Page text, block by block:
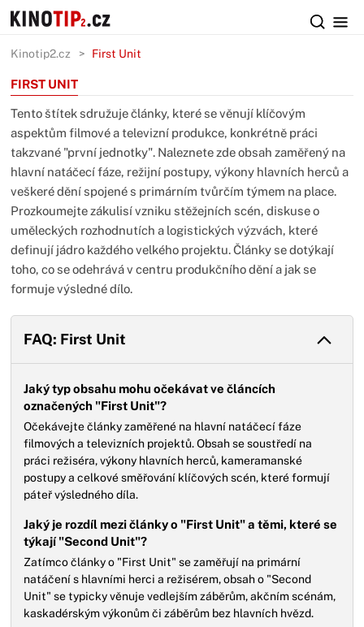
Kinotip2.cz First Unit
FIRST UNIT
Tento štítek sdružuje články, které se věnují klíčovým
aspektům filmové a televizní produkce, konkrétně práci
takzvané "první jednotky". Naleznete zde obsah zaměřený na
hlavní natáčecí fáze, režijní postupy, výkony hlavních herců a
veškeré dění spojené s primárním tvůrčím týmem na place.
Prozkoumejte zákulisí vzniku stěžejních scén, diskuse o
uměleckých rozhodnutích a logistických výzvách, které
definují jádro každého velkého projektu. Články se dotýkají
toho, co se odehrává v centru produkčního dění a jak se
formuje výsledné dílo.
FAQ: First Unit
Jaký typ obsahu mohu očekávat ve článcích
označených "First Unit"?
Očekávejte články zaměřené na hlavní natáčecí fáze
filmových a televizních projektů. Obsah se soustředí na
práci režiséra, výkony hlavních herců, kameramanské
postupy a celkové směřování klíčových scén, které formují
páteř výsledného díla.
Jaký je rozdíl mezi články o "First Unit" a těmi, které se
týkají "Second Unit"?
Zatímco články o "First Unit" se zaměřují na primární
natáčení s hlavními herci a režisérem, obsah o "Second
Unit" se typicky věnuje vedlejším záběrům, akčním scénám,
kaskadérským výkonům či záběrům bez hlavních hvězd.